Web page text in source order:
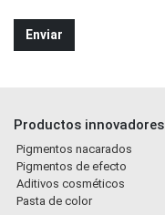
Productos innovadores
Pigmentos nacarados
Pigmentos de efecto
Aditivos cosméticos
Pasta de color